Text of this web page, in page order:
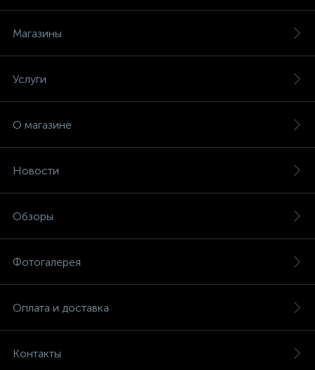
Магазины
Услуги
О магазине
Новости
Обзоры
Фотогалерея
Оплата и доставка
Контакты